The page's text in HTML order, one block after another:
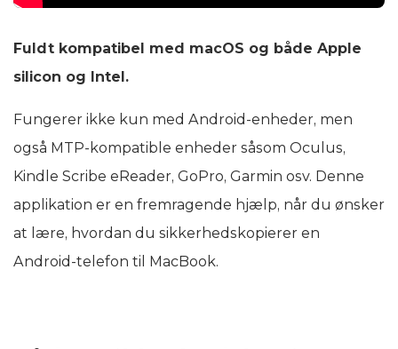
Fuldt kompatibel med macOS og både Apple
silicon og Intel.
Fungerer ikke kun med Android-enheder, men
også MTP-kompatible enheder såsom Oculus,
Kindle Scribe eReader, GoPro, Garmin osv. Denne
applikation er en fremragende hjælp, når du ønsker
at lære, hvordan du sikkerhedskopierer en
Android-telefon til MacBook.